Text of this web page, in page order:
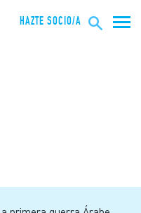
HAZTE SOCIO/A